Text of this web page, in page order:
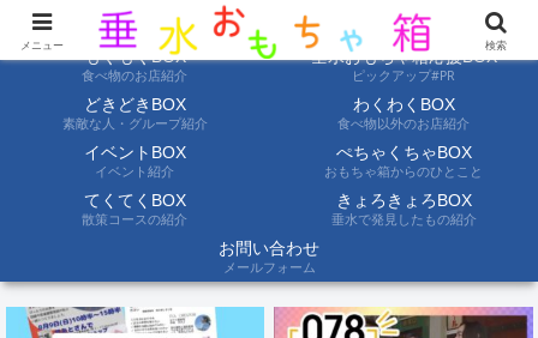
ようこそ垂水おもちゃ箱へ。垂水の情報を自分たちの目でみて聞いて伝えます
もぐもぐBOX
食べ物のお店紹介
垂水おもちゃ箱応援BOX
ピックアップ#PR
どきどきBOX
素敵な人・グループ紹介
わくわくBOX
食べ物以外のお店紹介
イベントBOX
イベント紹介
ぺちゃくちゃBOX
おもちゃ箱からのひとこと
てくてくBOX
散策コースの紹介
きょろきょろBOX
垂水で発見したもの紹介
お問い合わせ
メールフォーム
メニュー 検索